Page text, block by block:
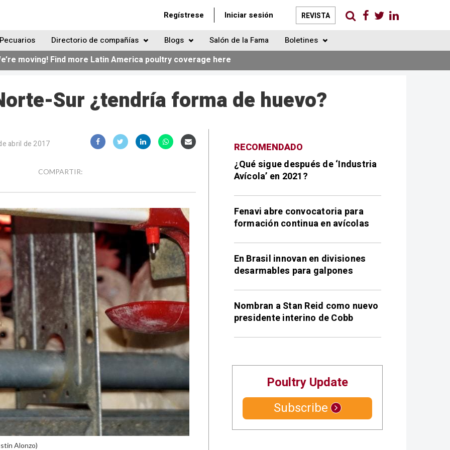
REVISTA
Regístrese Iniciar sesión
Directorio de compañías Blogs Salón de la Fama Boletines
moving! Find more Latin America poultry coverage here
Sur ¿tendría forma de huevo?
abril de 2017
COMPARTIR:
Alonzo)
RECOMENDADO
¿Qué sigue después de ‘Industria
Avícola’ en 2021?
Fenavi abre convocatoria para
formación continua en avícolas
En Brasil innovan en divisiones
desarmables para galpones
Nombran a Stan Reid como nuevo
presidente interino de Cobb
Poultry Update
Subscribe